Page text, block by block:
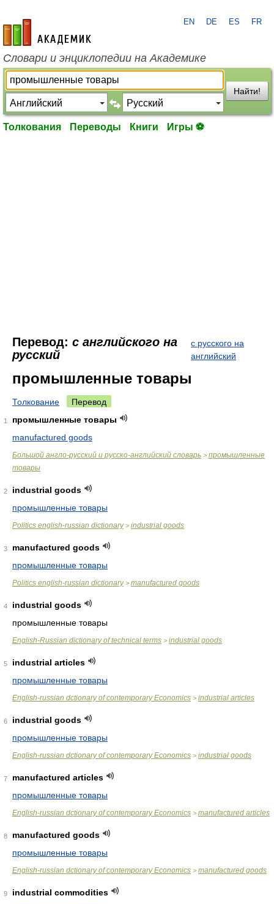
academic.ru
EN DE ES FR
Словари и энциклопедии на Академике
Найти!
Толкования Переводы Книги Игры ⚽
Перевод: с английского на
русский
с русского на
английский
промышленные товары
Толкование Перевод
1
промышленные товары
manufactured goods
Большой англо-русский и русско-английский словарь > промышленные
товары
2
industrial goods
промышленные товары
Politics english-russian dictionary> industrial goods
3
manufactured goods
промышленные товары
Politics english-russian dictionary> manufactured goods
4
industrial goods
промышленные товары
English-Russian dictionary of technical terms > industrial goods
5
industrial articles
промышленные товары
English-russian dctionary of contemporary Economics > industrial articles
6
industrial goods
промышленные товары
English-russian dctionary of contemporary Economics > industrial goods
7
manufactured articles
промышленные товары
English-russian dctionary of contemporary Economics > manufactured articles
8
manufactured goods
промышленные товары
English-russian dctionary of contemporary Economics > manufactured goods
9
industrial commodities